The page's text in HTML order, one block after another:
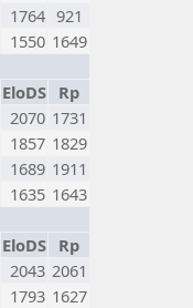
1764 921
1550 1649
EloDS Rp
2070 1731
1857 1829
1689 1911
1635 1643
EloDS Rp
2043 2061
1793 1627